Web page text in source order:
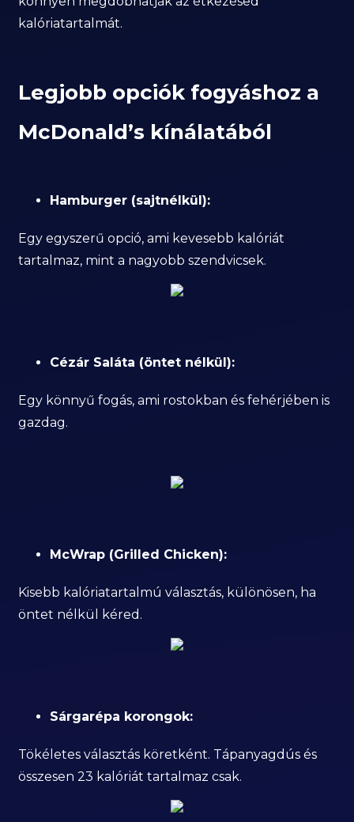
kalóriatartalmát.
Legjobb opciók fogyáshoz a
McDonald’s kínálatából
Hamburger (sajtnélkül):
Egy egyszerű opció, ami kevesebb kalóriát
tartalmaz, mint a nagyobb szendvicsek.
Cézár Saláta (öntet nélkül):
Egy könnyű fogás, ami rostokban és fehérjében is
gazdag.
McWrap (Grilled Chicken):
Kisebb kalóriatartalmú választás, különösen, ha
öntet nélkül kéred.
Sárgarépa korongok:
Tökéletes választás köretként. Tápanyagdús és
összesen 23 kalóriát tartalmaz csak.